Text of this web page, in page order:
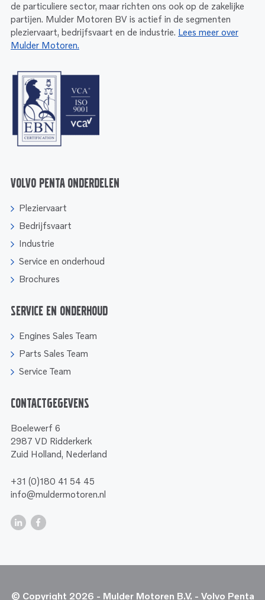
de particuliere sector, maar richten ons ook op de zakelijke
partijen. Mulder Motoren BV is actief in de segmenten
pleziervaart, bedrijfsvaart en de industrie. Lees meer over
Mulder Motoren.
Volvo Penta onderdelen
Pleziervaart
Bedrijfsvaart
Industrie
Service en onderhoud
Brochures
Service en onderhoud
Engines Sales Team
Parts Sales Team
Service Team
Contactgegevens
Boelewerf 6
2987 VD Ridderkerk
Zuid Holland, Nederland
+31 (0)180 41 54 45
info@muldermotoren.nl
© Copyright 2026 - Mulder Motoren B.V. - Volvo Penta